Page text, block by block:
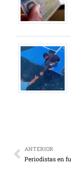
ANTERIOR
Periodistas en